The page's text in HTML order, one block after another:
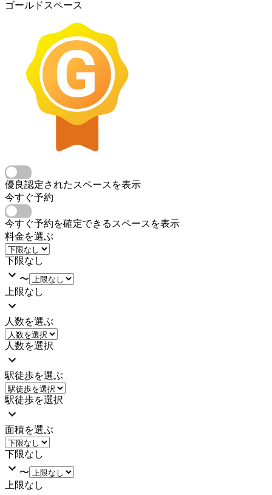
ゴールドスペース
優良認定されたスペースを表示
今すぐ予約
今すぐ予約を確定できるスペースを表示
料金を選ぶ
下限なし
〜
上限なし
人数を選ぶ
人数を選択
駅徒歩を選ぶ
駅徒歩を選択
面積を選ぶ
下限なし
〜
上限なし